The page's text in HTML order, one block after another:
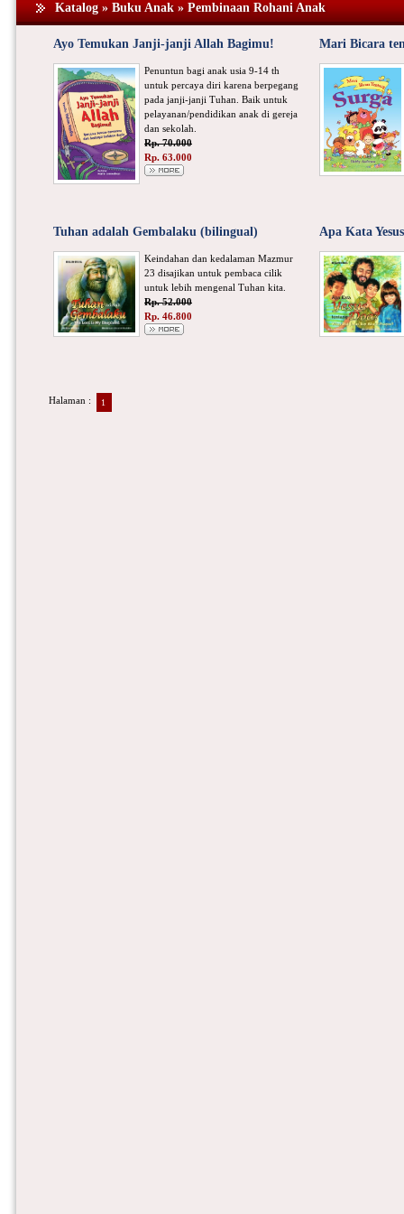
Katalog » Buku Anak » Pembinaan Rohani Anak
Ayo Temukan Janji-janji Allah Bagimu!
Penuntun bagi anak usia 9-14 th
untuk percaya diri karena berpegang
pada janji-janji Tuhan. Baik untuk
pelayanan/pendidikan anak di gereja
dan sekolah.
Rp. 70.000
Rp. 63.000
Mari Bicara
Tuhan adalah Gembalaku (bilingual)
Keindahan dan kedalaman Mazmur
23 disajikan untuk pembaca cilik
untuk lebih mengenal Tuhan kita.
Rp. 52.000
Rp. 46.800
Apa Kata
Halaman : 1